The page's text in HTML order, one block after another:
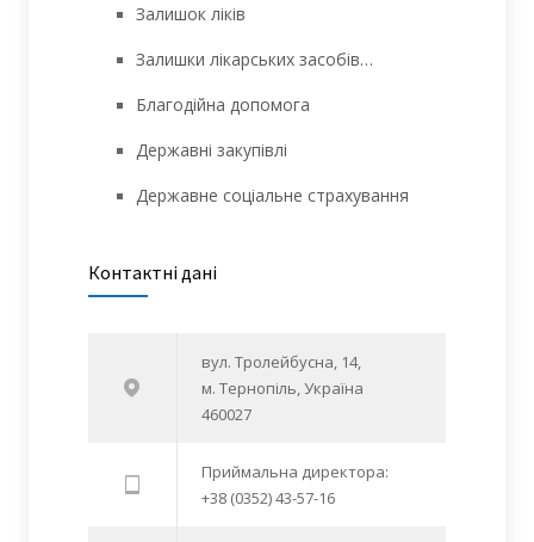
Залишок ліків
Залишки лікарських засобів…
Благодійна допомога
Державні закупівлі
Державне соціальне страхування
Контактні дані
вул. Тролейбусна, 14,
м. Тернопіль, Україна
460027
Приймальна директора:
+38 (0352) 43-57-16